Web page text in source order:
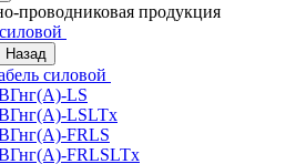
проводниковая продукция
Назад
силовой
LS
LSLTx
FRLS
FRLSLTx